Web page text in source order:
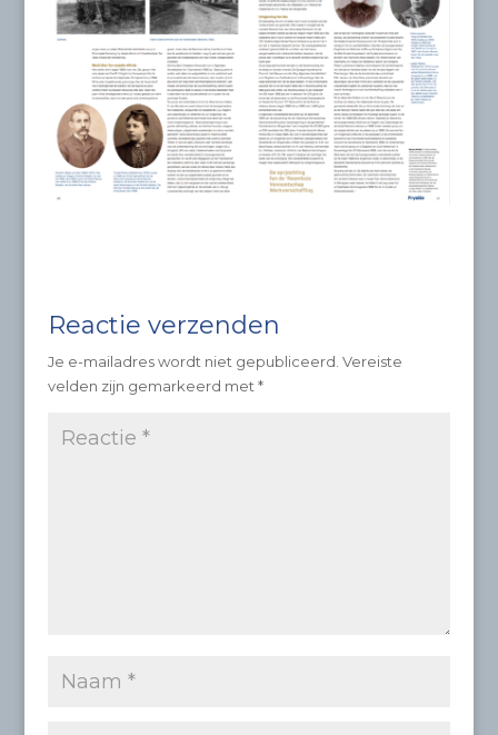
Reactie verzenden
Je e-mailadres wordt niet gepubliceerd. Vereiste
velden zijn gemarkeerd met *